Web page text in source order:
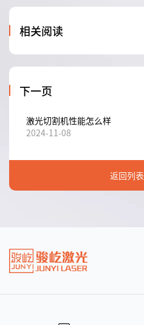
相关阅读
下一页
激光切割机性能怎么样
2024-11-08
返回列表